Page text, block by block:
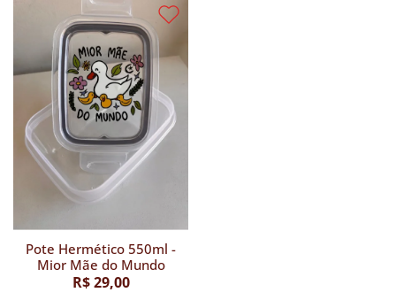
Pote Hermético 550ml -
Mior Mãe do Mundo
R$ 29,00